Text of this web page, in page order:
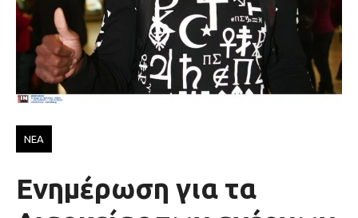
ΝΕΑ
Ενημέρωση για τα